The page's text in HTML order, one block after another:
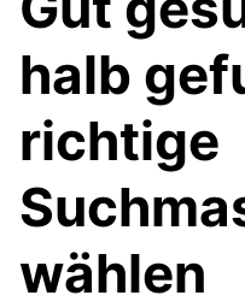
halb
richtige
wählen